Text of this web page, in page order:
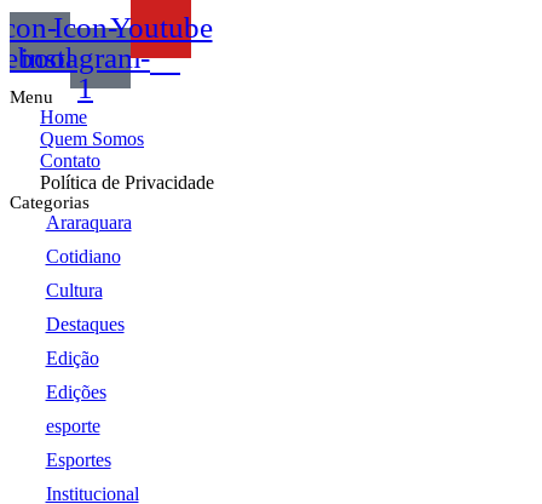
Icon-
instagram-
1
Youtube
Menu
Home
Quem Somos
Contato
Política de Privacidade
Categorias
Araraquara
Cotidiano
Cultura
Destaques
Edição
Edições
esporte
Esportes
Institucional